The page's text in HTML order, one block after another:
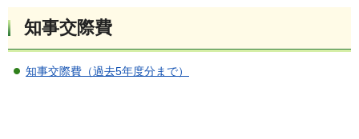
知事交際費
知事交際費（過去5年度分まで）